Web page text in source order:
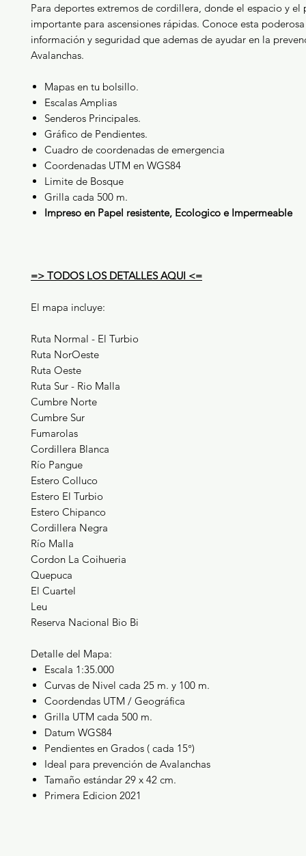
Para deportes extremos de cordillera, donde el espacio y el
importante para ascensiones rápidas. Conoce esta
información y seguridad que ademas de ayudar en la
Avalanchas.
Mapas en tu bolsillo.
Escalas Amplias
Senderos Principales.
Gráfico de Pendientes.
Cuadro de coordenadas de emergencia
Coordenadas UTM en WGS84
Limite de Bosque
Grilla cada 500 m.
Impreso en Papel resistente, Ecologico e Impermeable
=> TODOS LOS DETALLES AQUI <=
El mapa incluye:
Ruta Normal - El Turbio
Ruta NorOeste
Ruta Oeste
Ruta Sur - Rio Malla
Cumbre Norte
Cumbre Sur
Fumarolas
Cordillera Blanca
Río Pangue
Estero Colluco
Estero El Turbio
Estero Chipanco
Cordillera Negra
Río Malla
Cordon La Coihueria
Quepuca
El Cuartel
Leu
Reserva Nacional Bio Bi
Detalle del Mapa:
Escala 1:35.000
Curvas de Nivel cada 25 m. y 100 m.
Coordendas UTM / Geográfica
Grilla UTM cada 500 m.
Datum WGS84
Pendientes en Grados ( cada 15°)
Ideal para prevención de Avalanchas
Tamaño estándar 29 x 42 cm.
Primera Edicion 2021